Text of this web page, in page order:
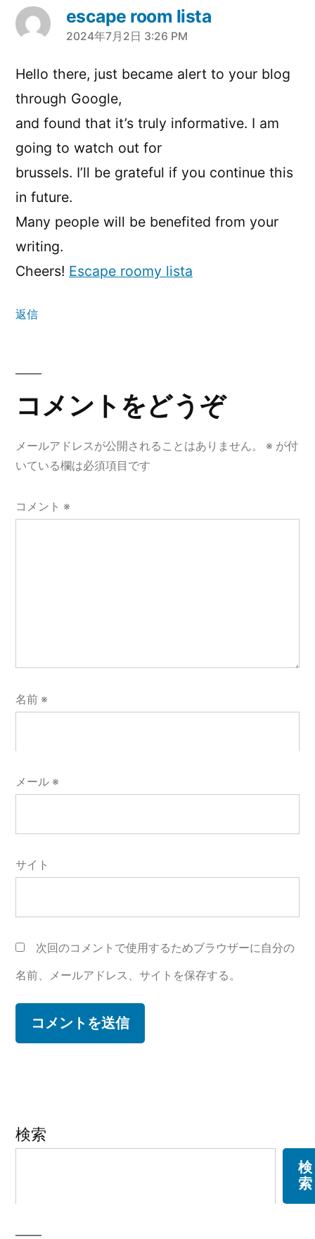
escape room lista
さ
ん
の
発
言:
2024年7月2日 3:26 PM
Hello there, just became alert to your blog
through Google,
and found that it’s truly informative. I am
going to watch out for
brussels. I’ll be grateful if you continue this
in future.
Many people will be benefited from your
writing.
Cheers! Escape roomy lista
返信
コ
メ
ト
ど
メールアドレスが公開されることはありません。 ※ が付
いている欄は必須項目です
コメント ※
名前 ※
メール ※
サイト
次回のコメントで使用するためブラウザーに自分の
名前、メールアドレス、サイトを保存する。
コメントをどうぞ
検索
検
索